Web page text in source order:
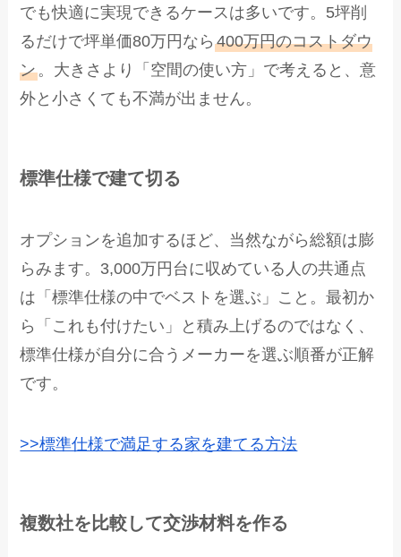
でも快適に実現できるケースは多いです。5坪削
るだけで坪単価80万円なら400万円のコストダウ
ン。大きさより「空間の使い方」で考えると、意
外と小さくても不満が出ません。
標準仕様で建て切る
オプションを追加するほど、当然ながら総額は膨
らみます。3,000万円台に収めている人の共通点
は「標準仕様の中でベストを選ぶ」こと。最初か
ら「これも付けたい」と積み上げるのではなく、
標準仕様が自分に合うメーカーを選ぶ順番が正解
です。
>>標準仕様で満足する家を建てる方法
複数社を比較して交渉材料を作る